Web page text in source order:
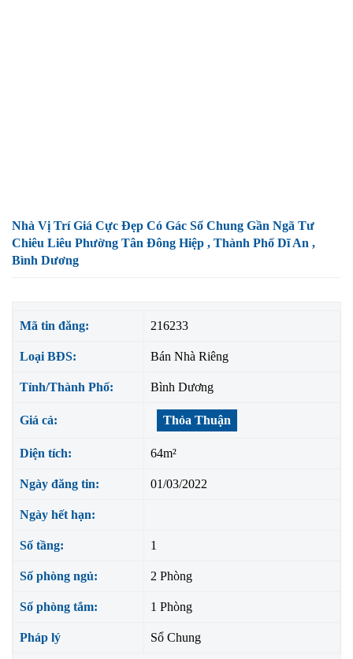
Nhà Vị Trí Giá Cực Đẹp Có Gác Sổ Chung Gần Ngã Tư
Chiêu Liêu Phường Tân Đông Hiệp , Thành Phố Dĩ An ,
Bình Dương
Mã tin đăng: 216233
Loại BĐS: Bán Nhà Riêng
Tỉnh/Thành Phố: Bình Dương
Giá cả: Thỏa Thuận
Diện tích: 64m²
Ngày đăng tin: 01/03/2022
Ngày hết hạn:
Số tầng: 1
Số phòng ngủ: 2 Phòng
Số phòng tắm: 1 Phòng
Pháp lý Sổ Chung